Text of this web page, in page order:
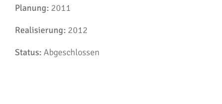
Planung: 2011
Realisierung: 2012
Status: Abgeschlossen